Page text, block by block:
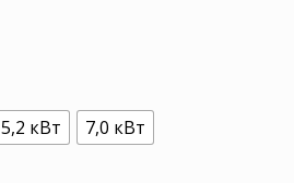
5,2 кВт 7,0 кВт